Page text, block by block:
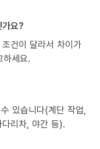
요?
건이 달라서 차이가
세요.
있습니다(계단 작업,
리차, 야간 등).